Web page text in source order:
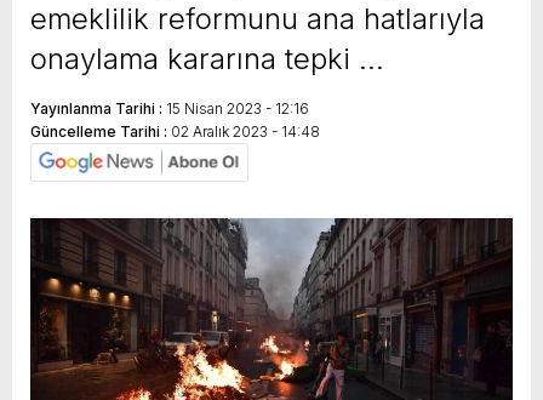
emeklilik reformunu ana hatlarıyla
onaylama kararına tepki …
Yayınlanma Tarihi : 15 Nisan 2023 - 12:16
Güncelleme Tarihi : 02 Aralık 2023 - 14:48